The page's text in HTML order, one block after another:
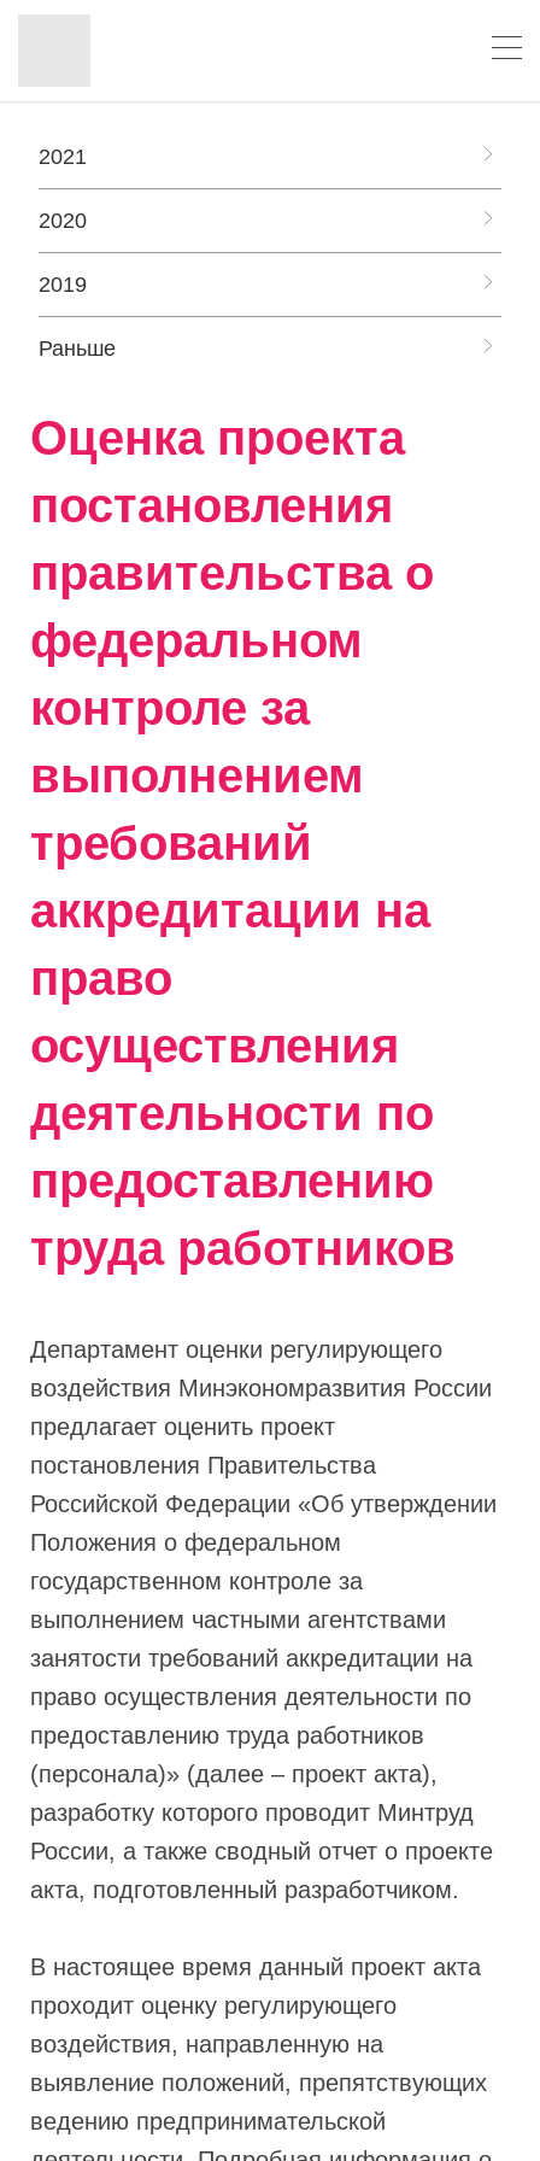
2021
2020
2019
Раньше
Оценка проекта
постановления
правительства о
федеральном
контроле за
выполнением
требований
аккредитации на
право
осуществления
деятельности по
предоставлению
труда работников
Департамент оценки регулирующего
воздействия Минэкономразвития России
предлагает оценить проект
постановления Правительства
Российской Федерации «Об утверждении
Положения о федеральном
государственном контроле за
выполнением частными агентствами
занятости требований аккредитации на
право осуществления деятельности по
предоставлению труда работников
(персонала)» (далее – проект акта),
разработку которого проводит Минтруд
России, а также сводный отчет о проекте
акта, подготовленный разработчиком.
В настоящее время данный проект акта
проходит оценку регулирующего
воздействия, направленную на
выявление положений, препятствующих
ведению предпринимательской